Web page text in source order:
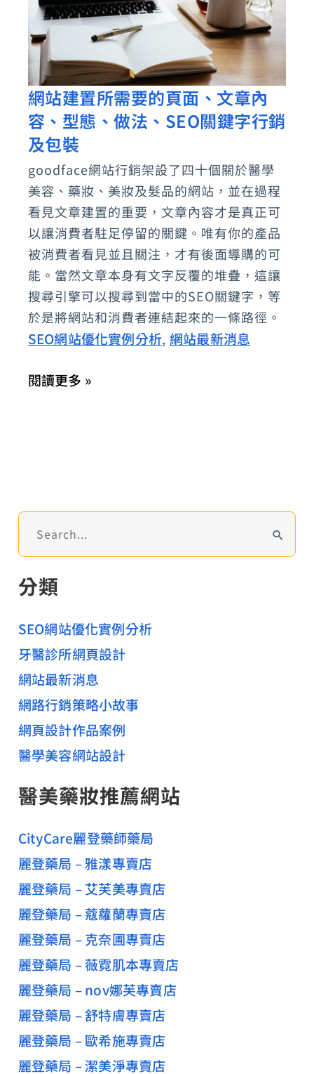
子
軍
精
神
經
營
粉
絲
團
網站建置所需要的頁面、文章內
容、型態、做法、SEO關鍵字行銷
及包裝
goodface網站行銷架設了四十個關於醫學
美容、藥妝、美妝及髮品的網站，並在過程
看見文章建置的重要，文章內容才是真正可
以讓消費者駐足停留的關鍵。唯有你的產品
被消費者看見並且關注，才有後面導購的可
能。當然文章本身有文字反覆的堆疊，這讓
搜尋引擎可以搜尋到當中的SEO關鍵字，等
於是將網站和消費者連結起來的一條路徑。
SEO網站優化實例分析, 網站最新消息
網
站
建
置
所
需
要
的
頁
面、
文
章
容、
鍵
行
及
包
裝
閱讀更多 »
尋
鍵
:
分類
SEO網站優化實例分析
牙醫診所網頁設計
網站最新消息
網路行銷策略小故事
網頁設計作品案例
醫學美容網站設計
醫美藥妝推薦網站
CityCare麗登藥師藥局
麗登藥局 – 雅漾專賣店
麗登藥局 – 艾芙美專賣店
麗登藥局 – 蔻蘿蘭專賣店
麗登藥局 – 克奈圃專賣店
麗登藥局 – 薇霓肌本專賣店
麗登藥局 – nov娜芙專賣店
麗登藥局 – 舒特膚專賣店
麗登藥局 – 歐希施專賣店
麗登藥局 – 潔美淨專賣店